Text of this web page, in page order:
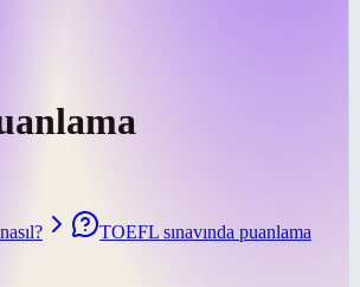
TOEFL sınavında puanlama